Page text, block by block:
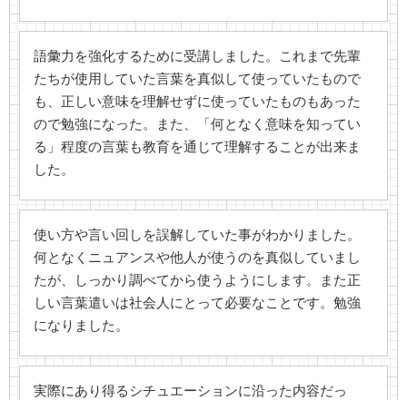
語彙力を強化するために受講しました。これまで先輩
たちが使用していた言葉を真似して使っていたもので
も、正しい意味を理解せずに使っていたものもあった
ので勉強になった。また、「何となく意味を知ってい
る」程度の言葉も教育を通じて理解することが出来ま
した。
使い方や言い回しを誤解していた事がわかりました。
何となくニュアンスや他人が使うのを真似していまし
たが、しっかり調べてから使うようにします。また正
しい言葉遣いは社会人にとって必要なことです。勉強
になりました。
実際にあり得るシチュエーションに沿った内容だっ